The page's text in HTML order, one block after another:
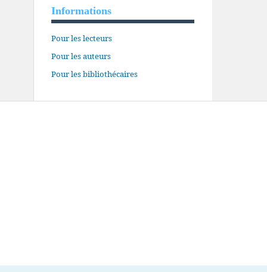
Informations
Pour les lecteurs
Pour les auteurs
Pour les bibliothécaires